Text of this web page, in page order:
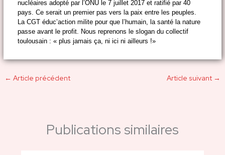
nucléaires adopté par l’ONU le 7 juillet 2017 et ratifié par 40
pays. Ce serait un premier pas vers la paix entre les peuples.
La CGT éduc’action milite pour que l’humain, la santé la nature
passe avant le profit. Nous reprenons le slogan du collectif
toulousain : « plus jamais ça, ni ici ni ailleurs !»
← Article précédent Article suivant →
Publications similaires